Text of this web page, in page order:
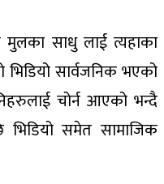
मुलका साधु लाई त्यहाका
सार्वजनिक भएको
चोर्न आएको भन्दै
समेत सामाजिक